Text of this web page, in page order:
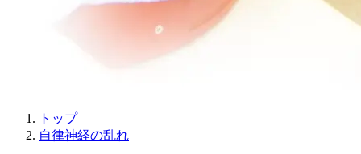
トップ
自律神経の乱れ